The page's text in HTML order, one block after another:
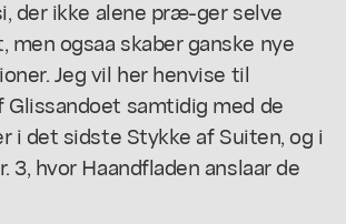
der ikke alene præ-ger selve
men ogsaa skaber ganske nye
Jeg vil her henvise til
Glissandoet samtidig med de
i det sidste Stykke af Suiten, og i
3, hvor Haandfladen anslaar de